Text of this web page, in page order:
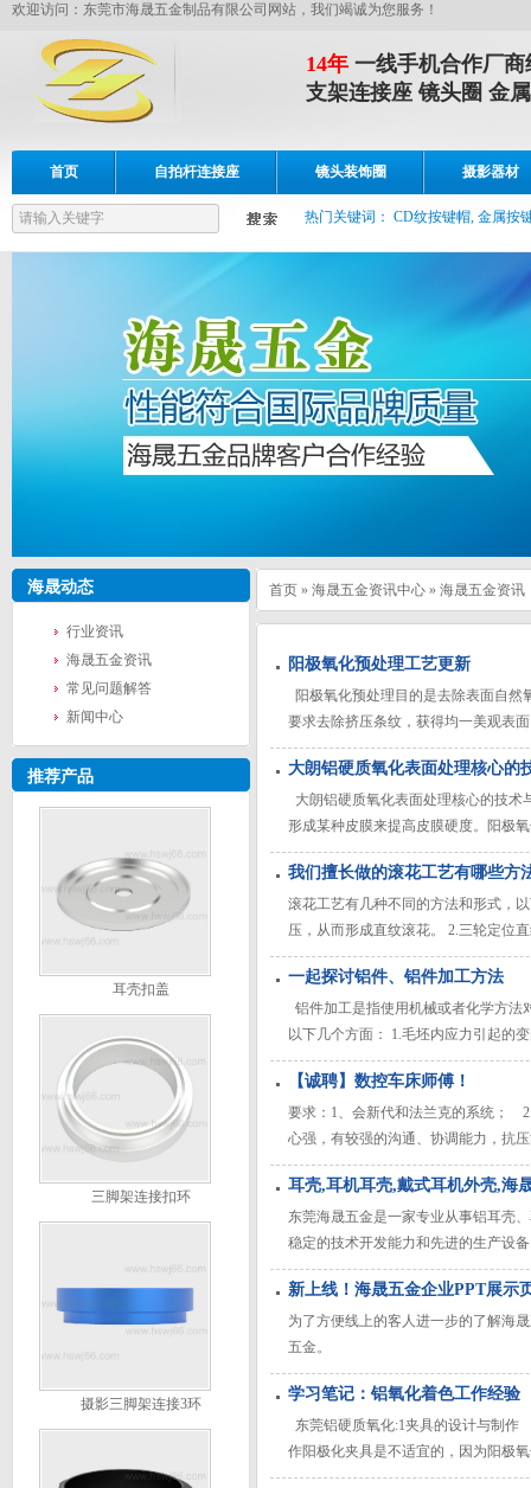
欢迎访问：东莞市海晟五金制品有限公司网站，我们竭诚为您服务！
14年 一线手机合作厂商
支架连接座 镜头圈 金
首页 自拍杆连接座 镜头装饰圈 摄影器材
设备展示 热门关键词： CD纹按键帽, 金属按
海晟动态
行业资讯
海晟五金资讯
常见问题解答
新闻中心
推荐产品
耳壳扣盖
三脚架连接扣环
摄影三脚架连接3环
首页 » 海晟五金资讯中心 » 海晟五金资讯
阳极氧化预处理工艺更新
阳极氧化预处理目的是去除表面自
要求去除挤压条纹，获得均一美观表
成本，而且引起严重的环境问题，形
不用于铝型材)，由于铝耗低(可达到
染，一度
大朗铝硬质氧化表面处理核心的
大朗铝硬质氧化表面处理核心的技
形成某种皮膜来提高皮膜硬度。阳极
的皮膜硬度高达690HV。 此效果通过
氧化处理也可以得到表面硬度高，动
我们擅长做的滚花工艺有哪些方
滚花工艺有几种不同的方法和形式，
压，从而形成直纹滚花。 2.三轮定位
时定位，所以精度比之前介绍的滚花
机床，单轮切削滚花刀具出现。这种
纹，并且为
一起探讨铝件、铝件加工方法
铝件加工是指使用机械或者化学方法
以下几个方面： 1.毛坯内应力引起的
引起的变形：正确选择刀具，如后角
分布均匀，可以减少加工变形。此外
材料，以获
【诚聘】数控车床师傅！
要求：1、会新代和法兰克的系统；
心强，有较强的沟通、协调能力，抗
联系方式：13827229794（喻小姐）
耳壳,耳机耳壳,戴式耳机外壳,海
东莞海晟五金是一家专业从事铝耳壳
稳定的技术开发能力和先进的生产设备
新上线！海晟五金企业PPT展示
为了方便线上的客人进一步的了解海
五金。
学习笔记：铝氧化着色工作经验
东莞铝硬质氧化:1夹具的设计与制
作阳极化夹具是不适宜的，因为阳极
阻碍电流流通，为此，必须采用具有